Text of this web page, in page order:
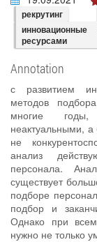
рекрутинг
ресурсами
Annotation
с развитием
методов
многие годы,
неактуальными,
не
анализ
персонала.
существует
подборе
подбор и
Однако при всем
нужно не только